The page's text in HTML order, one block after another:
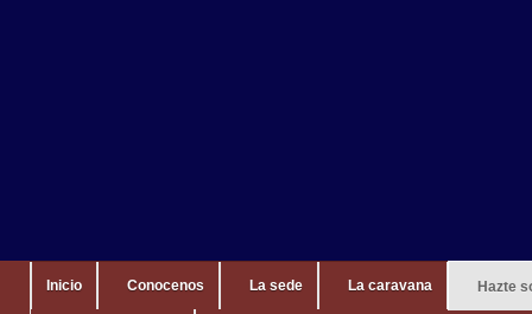
Inicio Conocenos La sede La caravana Hazte